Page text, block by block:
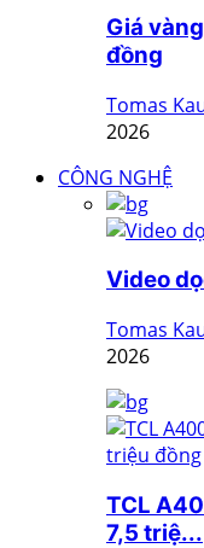
Giá
đồng
Tomas
2026
CÔNG NGHỆ
Video
Tomas
2026
TCL
7,5 triệ...